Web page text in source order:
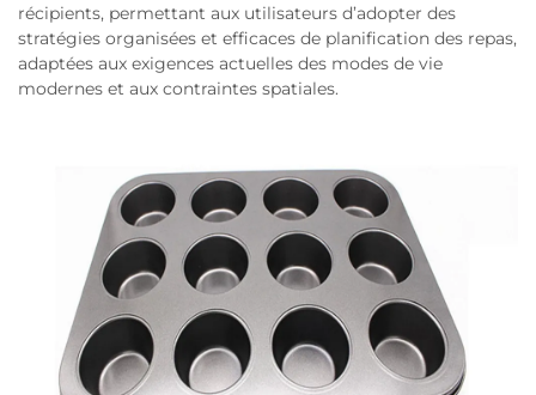
récipients, permettant aux utilisateurs d’adopter des
stratégies organisées et efficaces de planification des repas,
adaptées aux exigences actuelles des modes de vie
modernes et aux contraintes spatiales.